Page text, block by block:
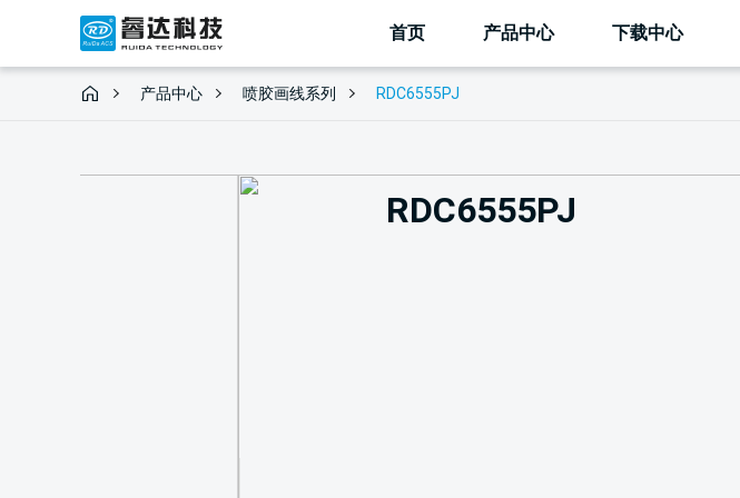
首页 产品中心 下载中心
产品中心 喷胶画线系列 RDC6555PJ
RDC6555PJ